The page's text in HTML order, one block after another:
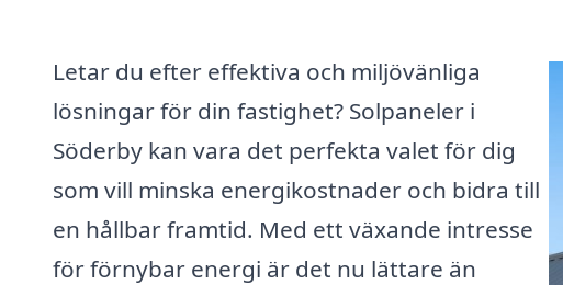
Letar du efter effektiva och miljövänliga
lösningar för din fastighet? Solpaneler i
Söderby kan vara det perfekta valet för dig
som vill minska energikostnader och bidra till
en hållbar framtid. Med ett växande intresse
för förnybar energi är det nu lättare än